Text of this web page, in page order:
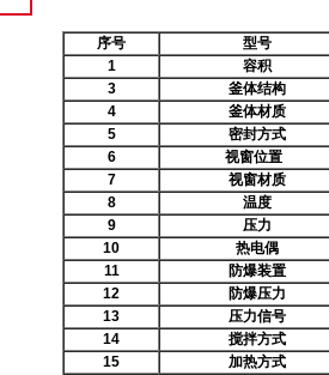
序号 型号
1
容积
3
釜体结构
4
釜体材质
5
密封方式
6
视窗位置
7
视窗材质
8
温度
9
压力
10
热电偶
11
防爆装置
12
防爆压力
13
压力信号
14
搅拌方式
15
加热方式